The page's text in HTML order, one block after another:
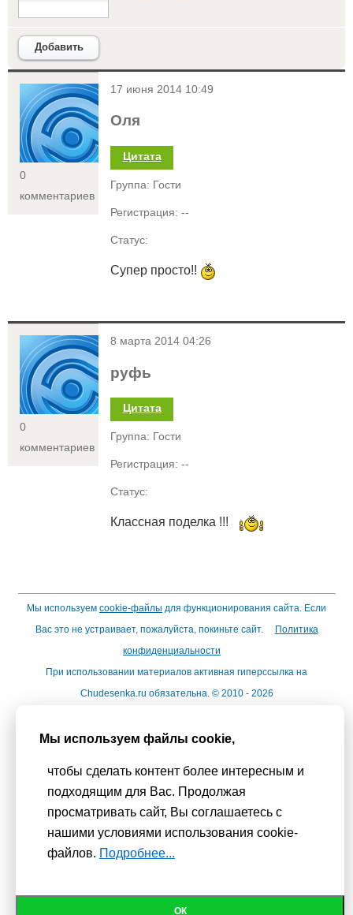
Добавить
<
0
комментариев
17 июня 2014 10:49
Оля
Цитата
Группа: Гости
Регистрация: --
Статус:
Супер просто!!
<
0
комментариев
8 марта 2014 04:26
руфь
Цитата
Группа: Гости
Регистрация: --
Статус:
Классная поделка !!!
Мы используем cookie-файлы для функционирования сайта. Если
Вас это не устраивает, пожалуйста, покиньте сайт.
Политика
конфиденциальности
При использовании материалов активная гиперссылка на
Сhudesenka.ru обязательна. © 2010 - 2026
администрацией сайта запрещено
Мы используем файлы cookie,
чтобы сделать контент более интересным и
подходящим для Вас. Продолжая
просматривать сайт, Вы соглашаетесь с
нашими условиями использования cookie-
файлов. Подробнее...
ОК